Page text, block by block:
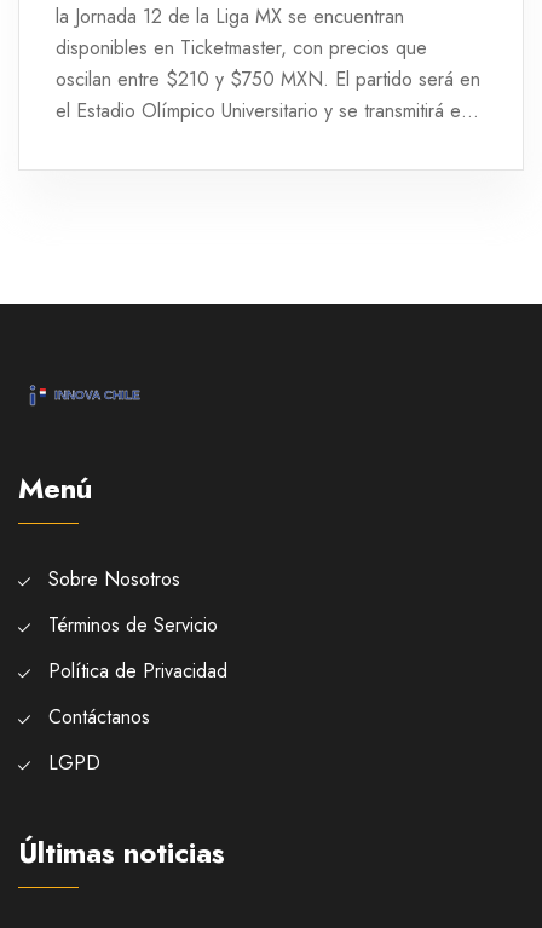
la Jornada 12 de la Liga MX se encuentran
disponibles en Ticketmaster, con precios que
oscilan entre $210 y $750 MXN. El partido será en
el Estadio Olímpico Universitario y se transmitirá en
la transmisión internacional está asegurada en varios
Menú
Sobre Nosotros
Términos de Servicio
Política de Privacidad
Contáctanos
LGPD
Últimas noticias